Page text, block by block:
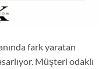
fark yaratan
Müşteri odaklı